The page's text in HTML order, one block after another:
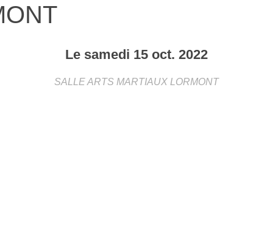
Le samedi 15 oct. 2022
SALLE ARTS MARTIAUX LORMONT